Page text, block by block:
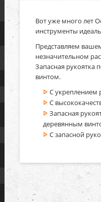
Вот уже много лет
инструменты
Представляем
незначительном
Запасная рукоятка
винтом.
С укреплением
С
Запасная
деревянным
С запасной